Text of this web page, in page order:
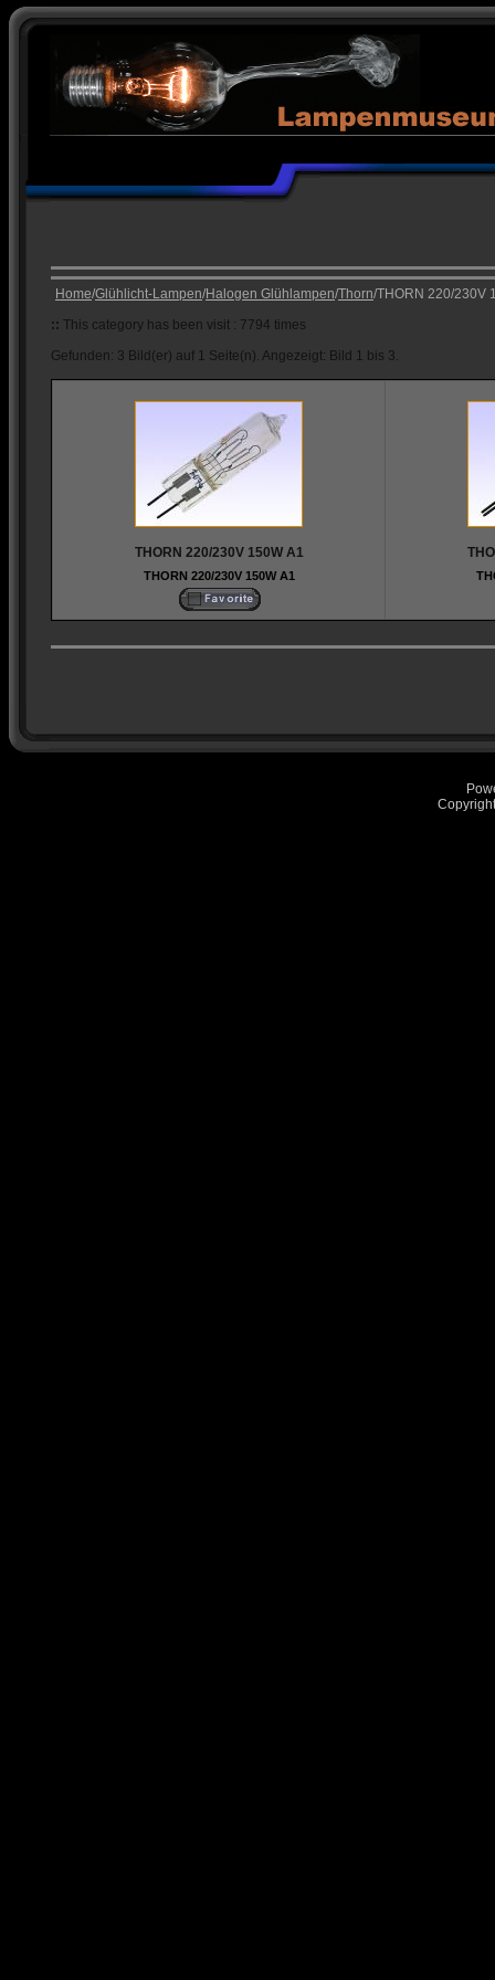
Home/Glühlicht-Lampen/Halogen Glühlampen/Thorn/THORN 220/230V
:: This category has been visit : 7794 times
Gefunden: 3 Bild(er) auf 1 Seite(n). Angezeigt: Bild 1 bis 3.
THORN 220/230V 150W A1
THORN 220/230V 150W A1